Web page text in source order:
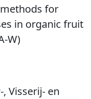
for
in organic fruit
W)
Visserij- en